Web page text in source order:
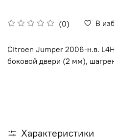
(0) В
Citroen Jumper 2006-н.в.
боковой двери (2 мм),
Характеристики